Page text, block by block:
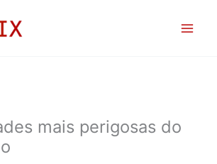
mais perigosas do